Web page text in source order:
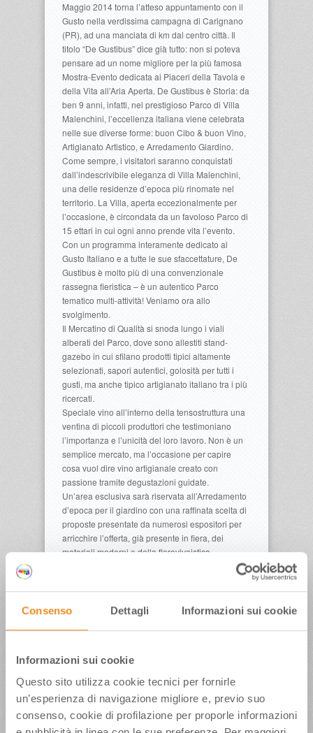
Consenso Dettagli Informazioni sui cookie
Informazioni sui cookie
Questo sito utilizza cookie tecnici per fornirle
un’esperienza di navigazione migliore e, previo suo
consenso, cookie di profilazione per proporle informazioni
Maggio 2014 torna l’atteso appuntamento con il
Gusto nella verdissima campagna di Carignano
(PR), ad una manciata di km dal centro città. Il
titolo “De Gustibus” dice già tutto: non si poteva
pensare ad un nome migliore per la più famosa
Mostra-Evento dedicata ai Piaceri della Tavola e
della Vita all’Aria Aperta. De Gustibus è Storia: da
ben 9 anni, infatti, nel prestigioso Parco di Villa
Malenchini, l’eccellenza italiana viene celebrata
nelle sue diverse forme: buon Cibo & buon Vino,
Artigianato Artistico, e Arredamento Giardino.
Come sempre, i visitatori saranno conquistati
dall’indescrivibile eleganza di Villa Malenchini,
una delle residenze d’epoca più rinomate nel
territorio. La Villa, aperta eccezionalmente per
l’occasione, è circondata da un favoloso Parco di
15 ettari in cui ogni anno prende vita l’evento.
Con un programma interamente dedicato al
Gusto Italiano e a tutte le sue sfaccettature, De
Gustibus è molto più di una convenzionale
rassegna fieristica – è un autentico Parco
tematico multi-attività! Veniamo ora allo
svolgimento.
Il Mercatino di Qualità si snoda lungo i viali
alberati del Parco, dove sono allestiti stand-
gazebo in cui sfilano prodotti tipici altamente
selezionati, sapori autentici, golosità per tutti i
gusti, ma anche tipico artigianato italiano tra i più
ricercati.
Speciale vino all’interno della tensostruttura una
ventina di piccoli produttori che testimoniano
l’importanza e l’unicità del loro lavoro. Non è un
semplice mercato, ma l’occasione per capire
cosa vuol dire vino artigianale creato con
passione tramite degustazioni guidate.
Un’area esclusiva sarà riservata all’Arredamento
d’epoca per il giardino con una raffinata scelta di
proposte presentate da numerosi espositori per
arricchire l’offerta, già presente in fiera, dei
materiali moderni e della florovivaistica.
arrosticini, e salumi a prova di gourmet. De
Gustibus vanta vere e proprie Cucine sull’Erba e
con l’originale e inimitabile bistecca fiorentina, i
bistrot di alta salumeria, naturalmente la gelateria
e pasticceria all’aria aperta e il corner benessere
dedicato a spremute e frullati di frutta, verdura,
cibo salutare e curativo.